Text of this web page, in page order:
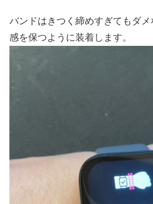
バンドはきつく締めすぎてもダ
感を保つように装着します。